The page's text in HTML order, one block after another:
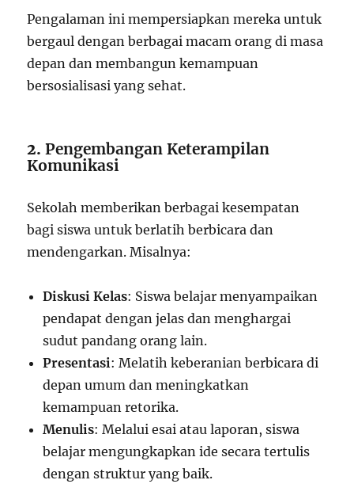
Pengalaman ini mempersiapkan mereka untuk
bergaul dengan berbagai macam orang di masa
depan dan membangun kemampuan
bersosialisasi yang sehat.
2.Pengembangan Keterampilan
Komunikasi
Sekolah memberikan berbagai kesempatan
bagi siswa untuk berlatih berbicara dan
mendengarkan. Misalnya:
Diskusi Kelas: Siswa belajar menyampaikan
pendapat dengan jelas dan menghargai
sudut pandang orang lain.
Presentasi: Melatih keberanian berbicara di
depan umum dan meningkatkan
kemampuan retorika.
Menulis: Melalui esai atau laporan, siswa
belajar mengungkapkan ide secara tertulis
dengan struktur yang baik.